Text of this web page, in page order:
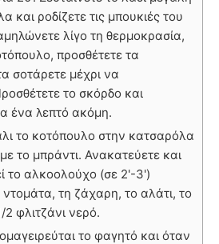
και ροδίζετε τις μπουκιές του
λίγο τη θερμοκρασία,
προσθέτετε τα
σοτάρετε μέχρι να
το σκόρδο και
ένα λεπτό ακόμη.
το κοτόπουλο στην κατσαρόλα
το μπράντι. Ανακατεύετε και
το αλκοολούχο (σε 2'-3')
τη ζάχαρη, το αλάτι, το
2 φλιτζάνι νερό.
το φαγητό και όταν